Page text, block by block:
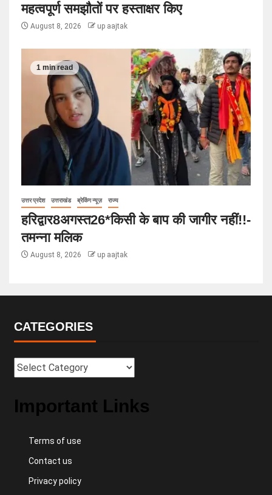
महत्वपूर्ण समझौतों पर हस्ताक्षर किए
August 8, 2026 up aajtak
1 min read
उत्तर प्रदेश उत्तराखंड ब्रेकिंग न्यूज़ राज्य
हरिद्वार8अगस्त26*किसी के बाप की जागीर नहीं!!-
तमन्ना मलिक
August 8, 2026 up aajtak
CATEGORIES
Important Links
Terms of use
Contact us
Privacy policy